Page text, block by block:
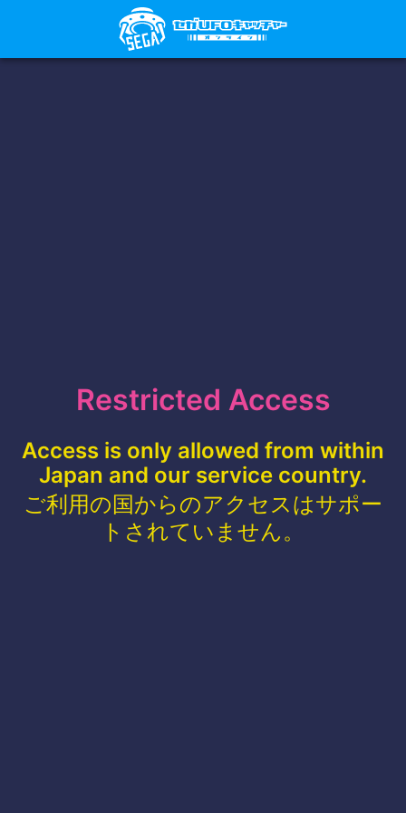
Restricted Access
Access is only allowed from within
Japan and our service country.
ご利用の国からのアクセスはサポー
トされていません。